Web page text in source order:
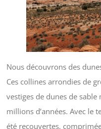
Nous découvrons des
Ces collines arrondies de
vestiges de dunes de
millions d’années. Avec le
été recouvertes,